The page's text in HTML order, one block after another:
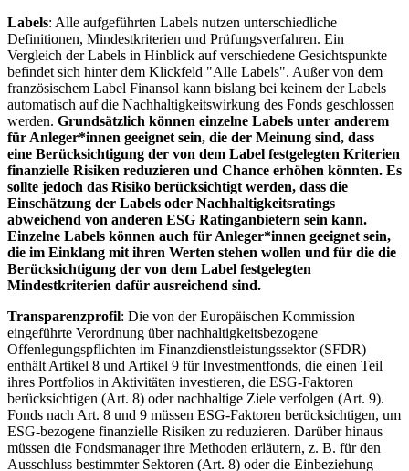
Labels: Alle aufgeführten Labels nutzen unterschiedliche
Definitionen, Mindestkriterien und Prüfungsverfahren. Ein
Vergleich der Labels in Hinblick auf verschiedene Gesichtspunkte
befindet sich hinter dem Klickfeld "Alle Labels". Außer von dem
französischem Label Finansol kann bislang bei keinem der Labels
automatisch auf die Nachhaltigkeitswirkung des Fonds geschlossen
werden. Grundsätzlich können einzelne Labels unter anderem
für Anleger*innen geeignet sein, die der Meinung sind, dass
eine Berücksichtigung der von dem Label festgelegten Kriterien
finanzielle Risiken reduzieren und Chance erhöhen könnten. Es
sollte jedoch das Risiko berücksichtigt werden, dass die
Einschätzung der Labels oder Nachhaltigkeitsratings
abweichend von anderen ESG Ratinganbietern sein kann.
Einzelne Labels können auch für Anleger*innen geeignet sein,
die im Einklang mit ihren Werten stehen wollen und für die die
Berücksichtigung der von dem Label festgelegten
Mindestkriterien dafür ausreichend sind.
Transparenzprofil: Die von der Europäischen Kommission
eingeführte Verordnung über nachhaltigkeitsbezogene
Offenlegungspflichten im Finanzdienstleistungssektor (SFDR)
enthält Artikel 8 und Artikel 9 für Investmentfonds, die einen Teil
ihres Portfolios in Aktivitäten investieren, die ESG-Faktoren
berücksichtigen (Art. 8) oder nachhaltige Ziele verfolgen (Art. 9).
Fonds nach Art. 8 und 9 müssen ESG-Faktoren berücksichtigen, um
ESG-bezogene finanzielle Risiken zu reduzieren. Darüber hinaus
müssen die Fondsmanager ihre Methoden erläutern, z. B. für den
Ausschluss bestimmter Sektoren (Art. 8) oder die Einbeziehung